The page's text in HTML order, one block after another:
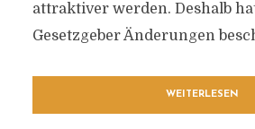
attraktiver werden. Deshalb
Gesetzgeber Änderungen
WEITERLESEN